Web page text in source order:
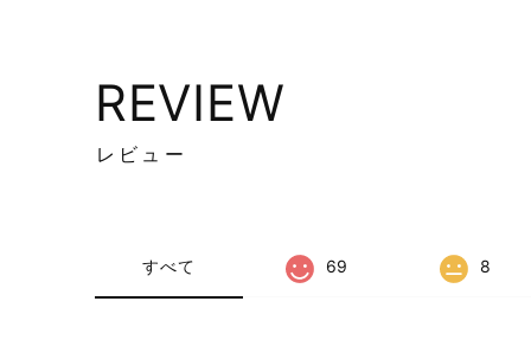
REVIEW
レビュー
すべて 69 8